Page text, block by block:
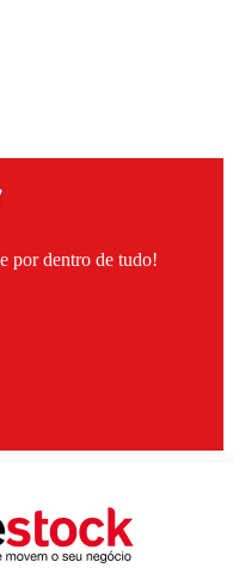
por dentro de tudo!